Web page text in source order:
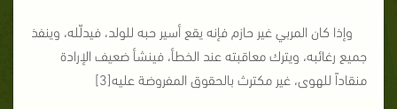
وإذا كان المربي غير حازم فإنه يقع أسير حبه للولد، فيدلّله، وينفذ
جميع رغائبه، ويترك معاقبته عند الخطأ، فينشأ ضعيف الإرادة
منقاداً للهوى، غير مكترث بالحقوق المفروضة عليه[3]